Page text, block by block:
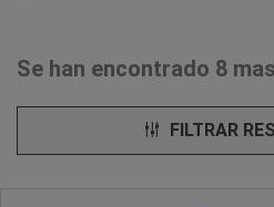
Se han encontrado 8
FILTRAR